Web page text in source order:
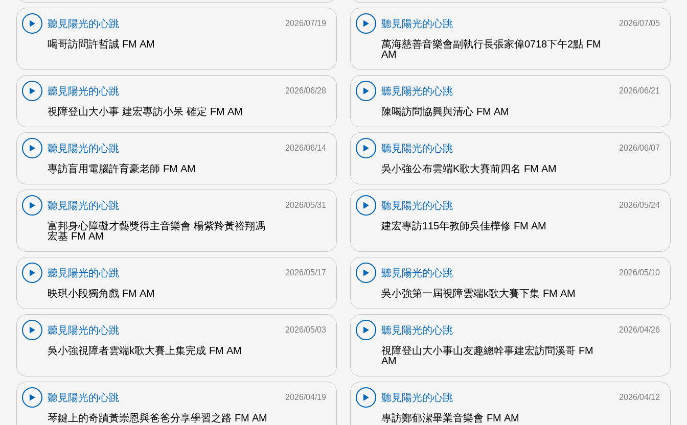
聽見陽光的心跳
喝哥訪問許哲誠 FM AM
2026/07/19
聽見陽光的心跳
萬海慈善音樂會副執行長張家偉0718下午2點 FM
AM
2026/07/05
聽見陽光的心跳
視障登山大小事 建宏專訪小呆 確定 FM AM
2026/06/28
聽見陽光的心跳
陳喝訪問協興與清心 FM AM
2026/06/21
聽見陽光的心跳
專訪盲用電腦許育豪老師 FM AM
2026/06/14
聽見陽光的心跳
吳小強公布雲端K歌大賽前四名 FM AM
2026/06/07
聽見陽光的心跳
富邦身心障礙才藝獎得主音樂會 楊紫羚黃裕翔馮
宏基 FM AM
2026/05/31
聽見陽光的心跳
建宏專訪115年教師吳佳樺修 FM AM
2026/05/24
聽見陽光的心跳
映琪小段獨角戲 FM AM
2026/05/17
聽見陽光的心跳
吳小強第一屆視障雲端k歌大賽下集 FM AM
2026/05/10
聽見陽光的心跳
吳小強視障者雲端k歌大賽上集完成 FM AM
2026/05/03
聽見陽光的心跳
視障登山大小事山友趣總幹事建宏訪問溪哥 FM
AM
2026/04/26
聽見陽光的心跳
琴鍵上的奇蹟黃崇恩與爸爸分享學習之路 FM AM
2026/04/19
聽見陽光的心跳
專訪鄭郁潔畢業音樂會 FM AM
2026/04/12